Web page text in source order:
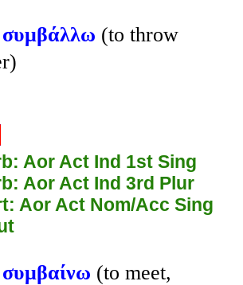
συμβάλλω (to throw
Aor Act Ind 1st Sing
Aor Act Ind 3rd Plur
Aor Act Nom/Acc Sing
συμβαίνω (to meet,